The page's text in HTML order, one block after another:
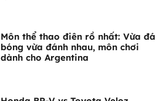
Môn thể thao điên rồ nhất: Vừa đá
bóng vừa đánh nhau, môn chơi
dành cho Argentina